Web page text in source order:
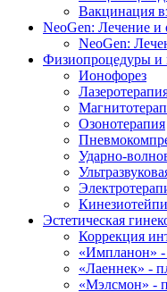
Вакцинация
NeoGen: Лечение
NeoGen:
Физиопроцедуры и
Ионофорез
Озонотерапия
Ударно-
Эстетическая
Коррекция
«Импланон» -
«Лаеннек» -
«Мэлсмон» -